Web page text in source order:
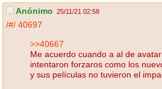
Anónimo 25/11/21 02:58
/#/ 40697
>>40667
Me acuerdo cuando a al de
intentaron forzaros como los
y sus películas no tuvieron el